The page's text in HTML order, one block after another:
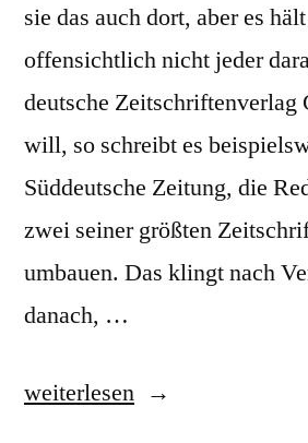
sie das auch dort, aber es
offensichtlich nicht jeder
deutsche Zeitschriftenverlag
will, so schreibt es
Süddeutsche Zeitung, die
zwei seiner größten
umbauen. Das klingt nach
danach, …
„Netzwerkredaktion“
weiterlesen